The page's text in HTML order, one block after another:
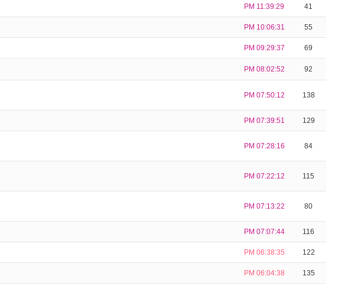
PM 11:39:29 41
PM 10:06:31 55
PM 09:29:37 69
PM 08:02:52 92
PM 07:50:12 138
PM 07:39:51 129
PM 07:28:16 84
PM 07:22:12 115
PM 07:13:22 80
PM 07:07:44 116
PM 06:38:35 122
PM 06:04:38 135